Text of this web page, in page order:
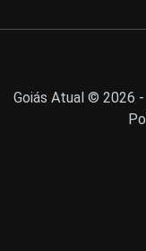
Goiás Atual © 2026